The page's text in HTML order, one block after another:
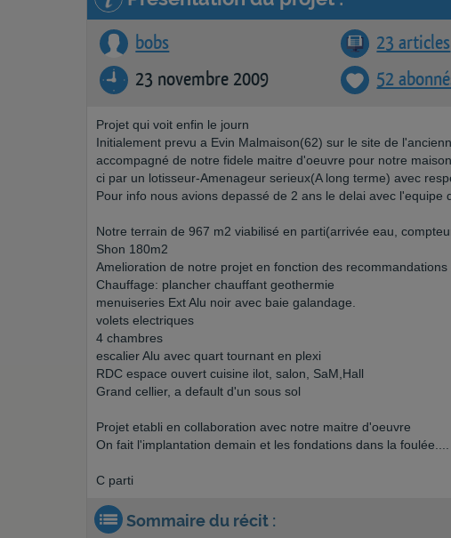
bobs 23 articles
23 novembre 2009
52
Projet qui voit enfin le journ
Initialement prevu a Evin Malmaison(62) sur le site de
accompagné de notre fidele maitre d'oeuvre pour notre
ci par un lotisseur-Amenageur serieux(A long terme) avec
Pour info nous avions depassé de 2 ans le delai avec l'equipe
Notre terrain de 967 m2 viabilisé en parti(arrivée eau,
Shon 180m2
Amelioration de notre projet en fonction des
Chauffage: plancher chauffant geothermie
menuiseries Ext Alu noir avec baie galandage.
volets electriques
4 chambres
escalier Alu avec quart tournant en plexi
RDC espace ouvert cuisine ilot, salon, SaM,Hall
Grand cellier, a default d'un sous sol
Projet etabli en collaboration avec notre maitre d'oeuvre
On fait l'implantation demain et les fondations dans la foulée....
C parti
Sommaire du récit :